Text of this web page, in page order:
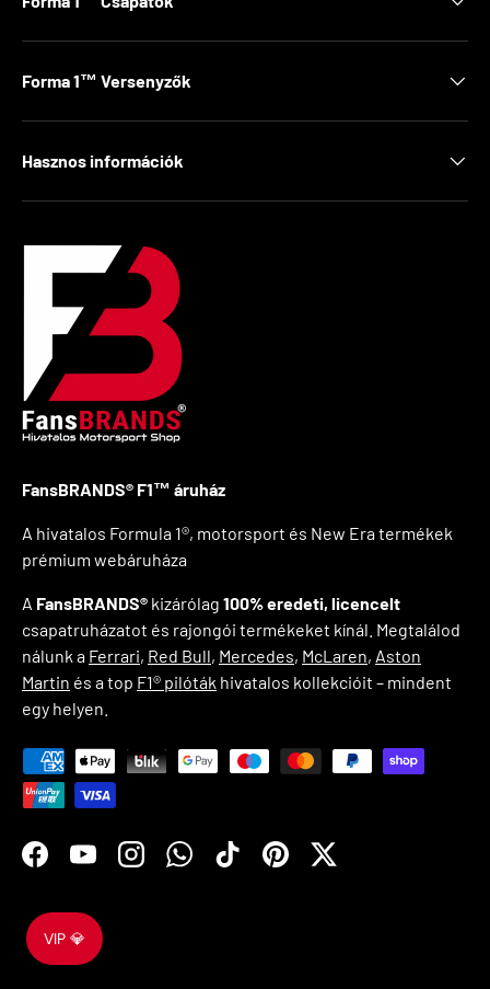
Forma 1™ Versenyzők
Hasznos információk
FansBRANDS® F1™ áruház
A hivatalos Formula 1®, motorsport és New Era termékek
prémium webáruháza
A FansBRANDS® kizárólag 100% eredeti, licencelt
csapatruházatot és rajongói termékeket kínál. Megtalálod
nálunk a Ferrari, Red Bull, Mercedes, McLaren, Aston
Martin és a top F1® pilóták hivatalos kollekcióit – mindent
egy helyen.
Elfogadott fizetési módok
FacebookYouTubeInstagramWhatsAppTikTokPinterestTwitter
VIP 💎